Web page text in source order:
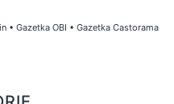
• Gazetka OBI • Gazetka Castorama